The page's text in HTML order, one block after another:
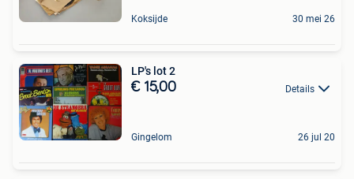
Koksijde 30 mei 26
LP's lot 2
€ 15,00 Details
Gingelom 26 jul 20